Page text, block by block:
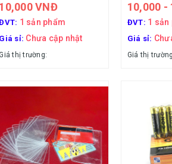
10,000 VNĐ
1 sản phẩm
Giá sỉ: Chưa cập nhật
thị trường:
10,000 -
ĐVT: 1 sản
Giá sỉ:
Giá thị